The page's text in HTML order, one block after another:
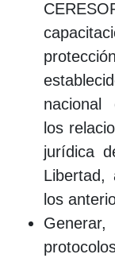
nacional
los
jurídica
los